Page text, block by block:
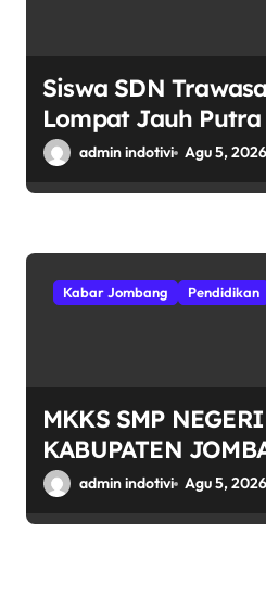
Siswa SDN
Lompat Jauh
Kecamatan
admin indotivi Agu 5, 2026
Kabar Jombang Pendidikan
MKKS SMP
KABUPATEN
HUT RI KE-81
admin indotivi Agu 5, 2026